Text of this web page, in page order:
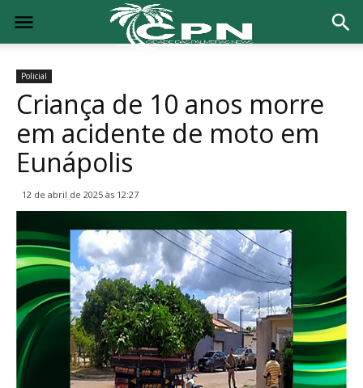
Policial
Criança de 10 anos morre
em acidente de moto em
Eunápolis
12 de abril de 2025 às 12:27